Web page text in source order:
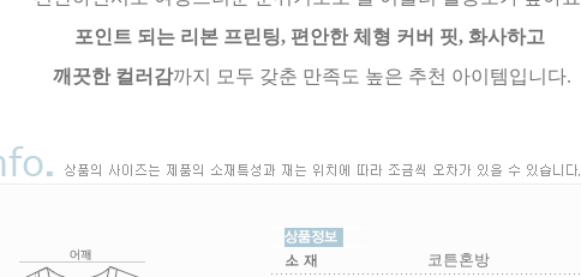
포인트 되는 리본 프린팅, 편안한 체형 커버 핏, 화사하고
깨끗한 컬러감까지 모두 갖춘 만족도 높은 추천 아이템입니다.
코튼혼방